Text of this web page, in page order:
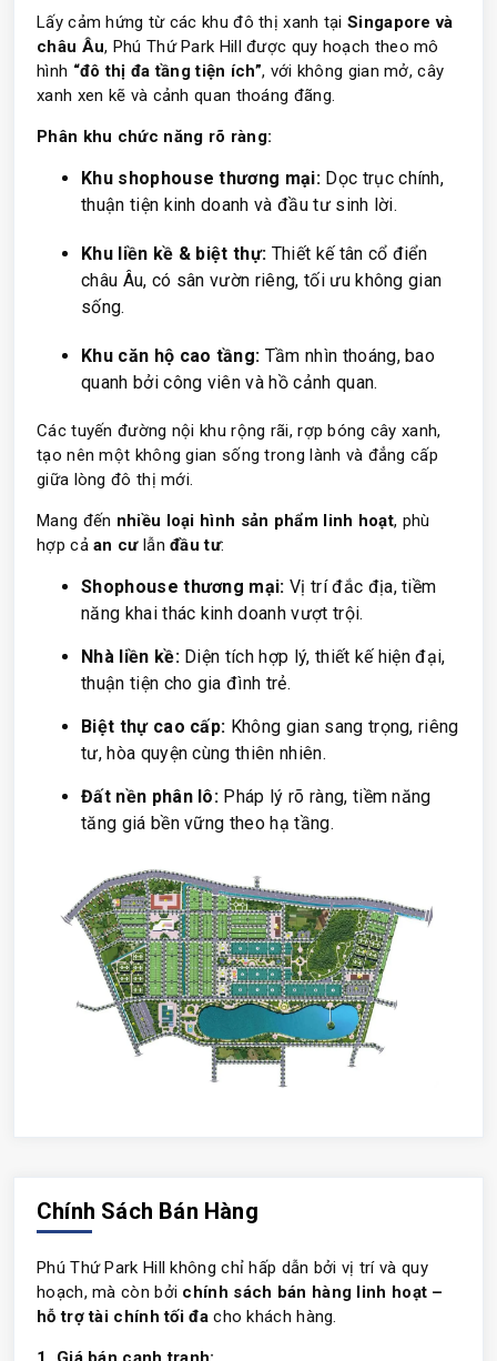
Lấy cảm hứng từ các khu đô thị xanh tại Singapore và
châu Âu, Phú Thứ Park Hill được quy hoạch theo mô
hình “đô thị đa tầng tiện ích”, với không gian mở, cây
xanh xen kẽ và cảnh quan thoáng đãng.
Phân khu chức năng rõ ràng:
Khu shophouse thương mại: Dọc trục chính,
thuận tiện kinh doanh và đầu tư sinh lời.
Khu liền kề & biệt thự: Thiết kế tân cổ điển
châu Âu, có sân vườn riêng, tối ưu không gian
sống.
Khu căn hộ cao tầng: Tầm nhìn thoáng, bao
quanh bởi công viên và hồ cảnh quan.
Các tuyến đường nội khu rộng rãi, rợp bóng cây xanh,
tạo nên một không gian sống trong lành và đẳng cấp
giữa lòng đô thị mới.
Mang đến nhiều loại hình sản phẩm linh hoạt, phù
hợp cảan cưlẫnđầu tư:
Shophouse thương mại: Vị trí đắc địa, tiềm
năng khai thác kinh doanh vượt trội.
Nhà liền kề:Diện tích hợp lý, thiết kế hiện đại,
thuận tiện cho gia đình trẻ.
Biệt thự cao cấp: Không gian sang trọng, riêng
tư, hòa quyện cùng thiên nhiên.
Đất nền phân lô: Pháp lý rõ ràng, tiềm năng
tăng giá bền vững theo hạ tầng.
Chính Sách Bán Hàng
Phú Thứ Park Hill không chỉ hấp dẫn bởi vị trí và quy
hoạch, mà còn bởi chính sách bán hàng linh hoạt –
hỗ trợ tài chính tối đacho khách hàng.